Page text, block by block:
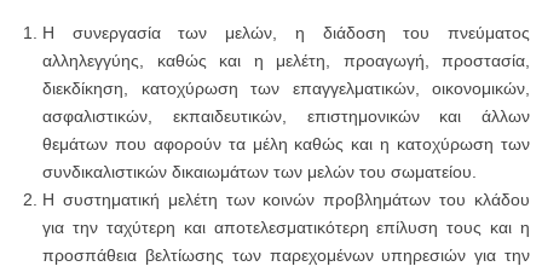
Η συνεργασία των μελών, η διάδοση του πνεύματος
αλληλεγγύης, καθώς και η μελέτη, προαγωγή, προστασία,
διεκδίκηση, κατοχύρωση των επαγγελματικών, οικονομικών,
ασφαλιστικών, εκπαιδευτικών, επιστημονικών και άλλων
θεμάτων που αφορούν τα μέλη καθώς και η κατοχύρωση των
συνδικαλιστικών δικαιωμάτων των μελών του σωματείου.
Η συστηματική μελέτη των κοινών προβλημάτων του κλάδου
για την ταχύτερη και αποτελεσματικότερη επίλυση τους και η
προσπάθεια βελτίωσης των παρεχομένων υπηρεσιών για την